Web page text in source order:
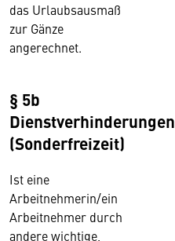
das Urlaubsausmaß
zur Gänze
angerechnet.
§ 5b
Dienstverhinderungen
(Sonderfreizeit)
Ist eine
Arbeitnehmerin/ein
Arbeitnehmer durch
andere wichtige,